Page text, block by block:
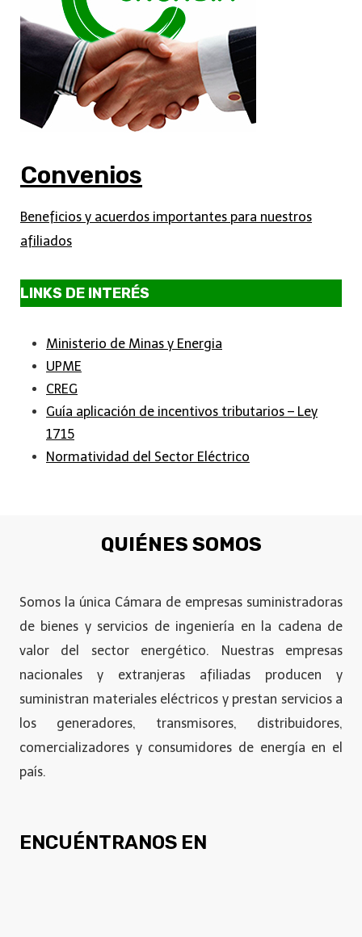
Convenios
Beneficios y acuerdos importantes para nuestros
afiliados
LINKS DE INTERÉS
Ministerio de Minas y Energia
UPME
CREG
Guía aplicación de incentivos tributarios – Ley
1715
Normatividad del Sector Eléctrico
QUIÉNES SOMOS
Somos la única Cámara de empresas suministradoras
de bienes y servicios de ingeniería en la cadena de
valor del sector energético. Nuestras empresas
nacionales y extranjeras afiliadas producen y
suministran materiales eléctricos y prestan servicios a
los generadores, transmisores, distribuidores,
comercializadores y consumidores de energía en el
país.
ENCUÉNTRANOS EN